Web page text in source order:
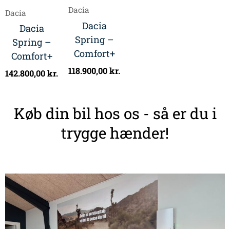
Dacia
Dacia
Spring –
Comfort+
142.800,00kr.
Dacia
Dacia
Spring –
Comfort+
118.900,00kr.
Køb din bil hos os - så er du i
trygge hænder!